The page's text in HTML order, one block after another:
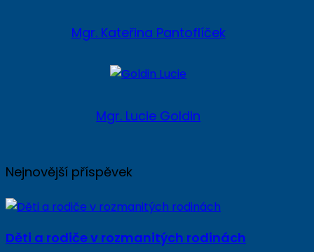
Mgr. Kateřina Pantoflíček
Mgr. Lucie Goldin
Nejnovější příspěvek
Děti a rodiče v rozmanitých rodinách